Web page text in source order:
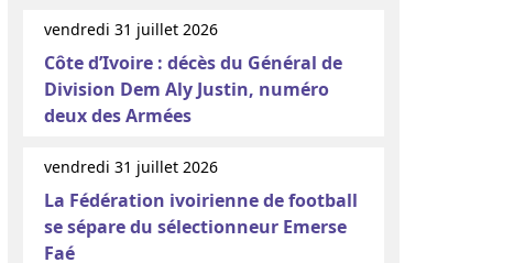
vendredi 31 juillet 2026
Côte d’Ivoire : décès du Général de
Division Dem Aly Justin, numéro
deux des Armées
vendredi 31 juillet 2026
La Fédération ivoirienne de football
se sépare du sélectionneur Emerse
Faé